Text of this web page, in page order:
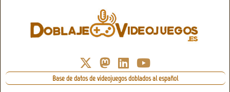
Base de datos de videojuegos doblados al español